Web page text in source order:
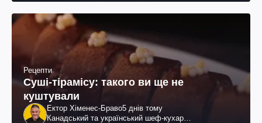
Рецепти
Суші-тірамісу: такого ви ще не
куштували
Ектор Хіменес-Браво5 днів тому
Канадський та український шеф-кухар